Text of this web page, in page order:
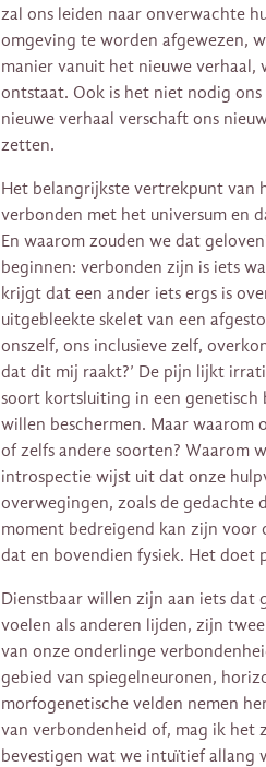
zal ons leiden naar onverwachte
omgeving te worden afgewezen,
manier vanuit het nieuwe verhaal,
ontstaat. Ook is het niet nodig
nieuwe verhaal verschaft ons
zetten.
Het belangrijkste vertrekpunt van
verbonden met het universum en
En waarom zouden we dat
beginnen: verbonden zijn is iets
krijgt dat een ander iets ergs is
uitgebleekte skelet van een
onszelf, ons inclusieve zelf,
dat dit mij raakt?’ De pijn lijkt
soort kortsluiting in een genetisch
willen beschermen. Maar waarom
of zelfs andere soorten? Waarom
introspectie wijst uit dat onze
overwegingen, zoals de gedachte
moment bedreigend kan zijn voor
dat en bovendien fysiek. Het
Dienstbaar willen zijn aan iets dat
voelen als anderen lijden, zijn
van onze onderlinge
gebied van spiegelneuronen,
morfogenetische velden nemen
van verbondenheid of, mag ik het
bevestigen wat we intuïtief allang